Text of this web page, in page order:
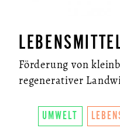
Förderung von
regenerativer
UMWELT